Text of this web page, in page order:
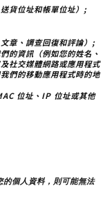
貨位址和帳單位址）;
章、調查回復和評論）;
的資訊（例如您的姓名、
社交媒體網路或應用程式
們的移動應用程式時的地
位址、IP 位址或其他
的個人資料，則可能無法